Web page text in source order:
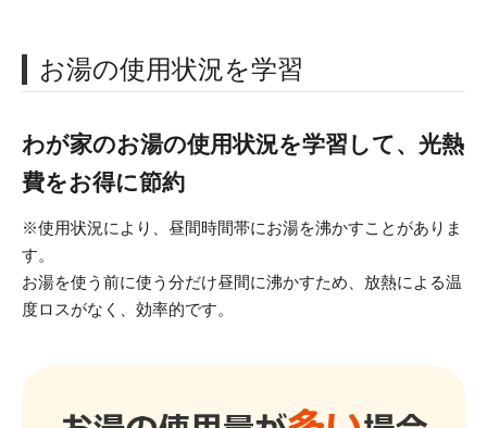
お湯の使用状況を学習
わが家のお湯の使用状況を学習して、光熱
費をお得に節約
※使用状況により、昼間時間帯にお湯を沸かすことがありま
す。
お湯を使う前に使う分だけ昼間に沸かすため、放熱による温
度ロスがなく、効率的です。